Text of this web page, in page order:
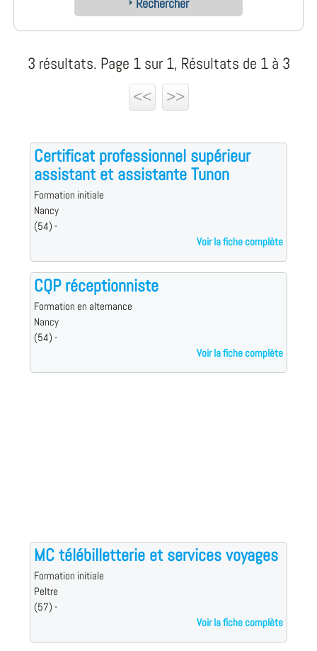
3 résultats. Page 1 sur 1, Résultats de 1 à 3
<<
>>
Certificat professionnel supérieur
assistant et assistante Tunon
Formation initiale
Nancy
(54) -
Voir la fiche complète
CQP réceptionniste
Formation en alternance
Nancy
(54) -
Voir la fiche complète
MC télébilletterie et services voyages
Formation initiale
Peltre
(57) -
Voir la fiche complète